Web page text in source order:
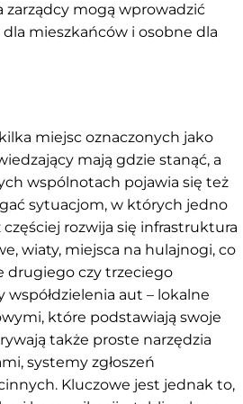
mogą wprowadzić
dla mieszkańców i osobne dla
miejsc oznaczonych jako
mają gdzie stanąć, a
wspólnotach pojawia się też
sytuacjom, w których jedno
rozwija się infrastruktura
wiaty, miejsca na hulajnogi, co
drugiego czy trzeciego
aut – lokalne
które podstawiają swoje
także proste narzędzia
systemy zgłoszeń
Kluczowe jest jednak to,